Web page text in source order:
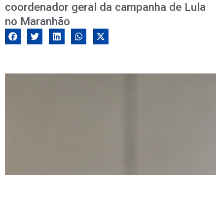
coordenador geral da campanha de Lula
no Maranhão